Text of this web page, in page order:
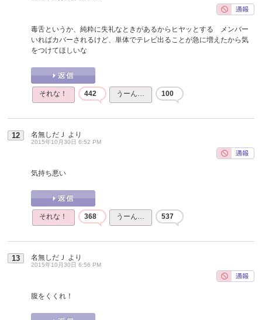
毒舌というか、純粋に失礼なときがあるからヒヤッとする メンバー
いればカバーされるけど、単体でテレビ出ることが急に増えたから気
をつけてほしいな
それな！ 442 うーん… 100
12 名無しだＪ より
2015年10月30日 6:52 PM
気持ち悪い
それな！ 368 うーん… 537
13 名無しだＪ より
2015年10月30日 6:56 PM
腹をくくれ！